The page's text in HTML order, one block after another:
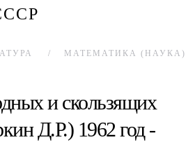
МАТЕМАТИКА (НАУКА)
и скользящих
Д.Р.) 1962 год -